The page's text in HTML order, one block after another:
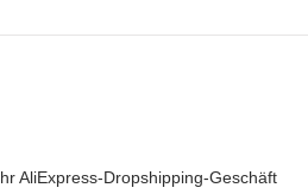
AliExpress-Dropshipping-Geschäft